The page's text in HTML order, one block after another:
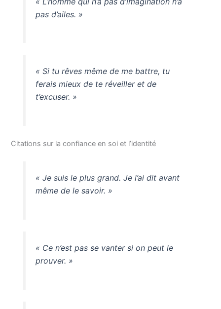
pas d’ailes. »
« Si tu rêves même de me battre, tu
ferais mieux de te réveiller et de
t’excuser. »
Citations sur la confiance en soi et l’identité
« Je suis le plus grand. Je l’ai dit avant
même de le savoir. »
« Ce n’est pas se vanter si on peut le
prouver. »